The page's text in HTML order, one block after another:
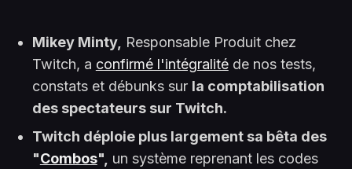
Mikey Minty, Responsable Produit chez
Twitch, a confirmé l'intégralitéde nos tests,
constats et débunks sur la comptabilisation
des spectateurs sur Twitch.
Twitch déploie plus largement sa bêta des
"Combos", un système reprenant les codes